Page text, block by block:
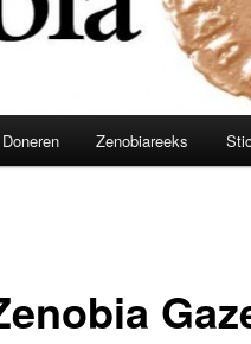
Doneren Zenobiareeks